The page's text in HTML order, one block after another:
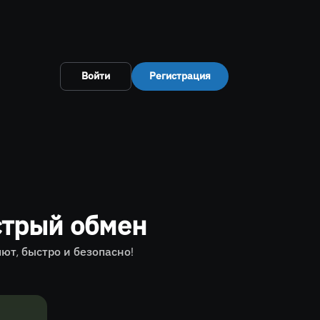
Войти Регистрация
обмен
быстро и безопасно!